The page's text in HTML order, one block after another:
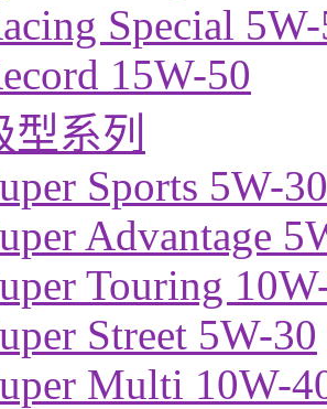
Special
15W-50
型系列
Sports 5W-30
Advantage
Touring
Street 5W-30
Multi 10W-